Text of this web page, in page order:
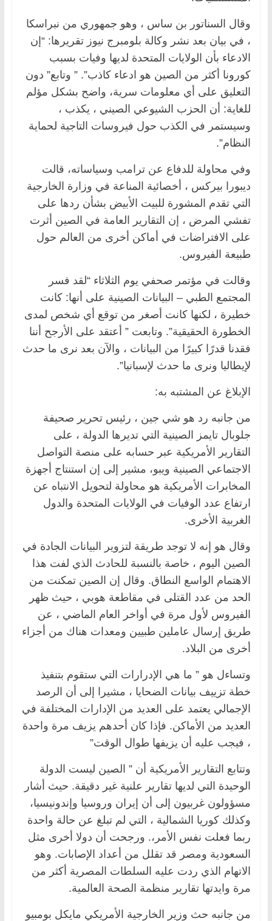
وقال السناتور بن ساس ، وهو جمهوري من نبراسكا
، في بيان بعد نشر وكالة بلومبرج نيوز تقريرها: “إن
الادعاء بأن الولايات المتحدة لديها وفيات بسبب
كورونا أكثر من الصين هو ادعاء كاذب”. ” وتابع” دون
التعليق على أي معلومات سرية، واضح بشكل مؤلم
للغاية: أن الحزب الشيوعي الصيني ، يكذب ،
وسيستمر في الكذب حول فيروسات التاجية لحماية
النظام”.
وفي محاولة للدفاع عن ترامب وسياساته، قالت
ديبورا بيركس ، أخصائية المناعة في وزارة الخارجية
التي تقدم المشورة للبيت الأبيض بشأن ردها على
تفشي المرض ، إن التقارير العامة في الصين أثرت
على الافتراضات في أماكن أخرى من العالم حول
طبيعة الفيروس.
وقالت في مؤتمر صحفي يوم الثلاثاء “لقد فسر
المجتمع الطبي – البيانات الصينية على أنها: كانت
خطيرة ، لكنها كانت أصغر من توقع أي شخص لمدى
الخطورة الحقيقية”. وتابعت ” أعتقد على الأرجح أننا
فقدنا قدرًا كبيرًا من البيانات ، والآن بعد نرى ما حدث
لإيطاليا ونرى ما حدث لإسبانيا”.
الإبلاغ عن المشتبه به:
من جانبه رد هو شي جين ، رئيس تحرير صحيفة
جلوبال تايمز الصينية التي تديرها الدولة ، على
التقارير الأمريكية عبر حسابه على منصة التواصل
الاجتماعي الصينية ويبو، مشير إلى إن استنتاج أجهزة
المخابرات الأمريكية هو محاولة لتحويل الانتباه عن
ارتفاع عدد الوفيات في الولايات المتحدة والدول
الغربية الأخرى.
وقال هو إنه لا توجد طريقة لتزوير البيانات الجادة في
الصين اليوم ، خاصة بالنسبة للحادث الذي لفت هذا
الاهتمام الواسع النطاق. وقال إن الصين تمكنت من
الحد من عدد القتلى في مقاطعة هوبي ، حيث ظهر
الفيروس لأول مرة في أواخر العام الماضي ، عن
طريق إرسال عاملين طبيين ومعدات هناك من أجزاء
أخرى من البلاد.
وتساءل هو ” ما هي الإدرارات التي ستقوم بتنفيذ
خطة تزييف بيانات الضحايا ، مشيرا إلى أن الرصد
الإجمالي يعتمد على العديد من الإدارات المختلفة في
العديد من الأماكن. فإذا كان أحدهم يزيف مرة واحدة
، فيجب عليه أن يزيفها طوال الوقت”
وتتابع التقارير الأمريكية أن ” الصين ليست الدولة
الوحيدة التي لديها تقارير علنية غير دقيقة. حيث أشار
مسؤولون غربيون إلى أن إيران وروسيا وإندونيسيا،
وكذلك كوريا الشمالية ، التي لم تبلغ عن حالة واحدة
ربما فعلت نفس الأمر،. ورجحت أن دولا أخرى مثل
السعودية ومصر قد تقلل من أعداد الإصابات. وهو
الاتهام الذي ردت عليه السلطات المصرية أكثر من
مرة وايدتها تقارير منظمة الصحة العالمية.
من جانبه حث وزير الخارجية الأمريكي مايكل بومبيو